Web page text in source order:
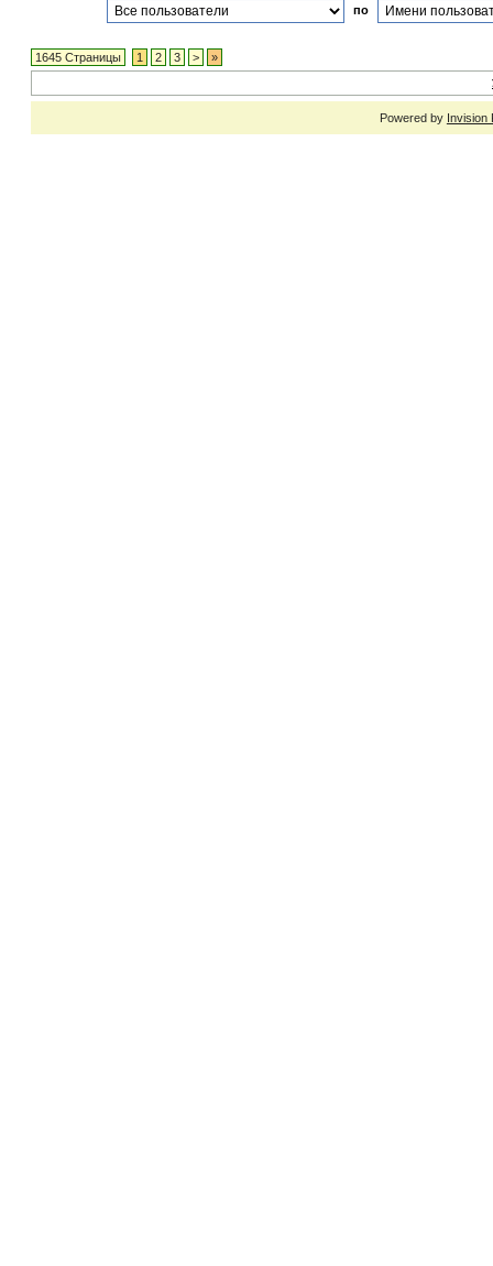
по
1645 Страницы 1 2 3 > »
Powered by Invision